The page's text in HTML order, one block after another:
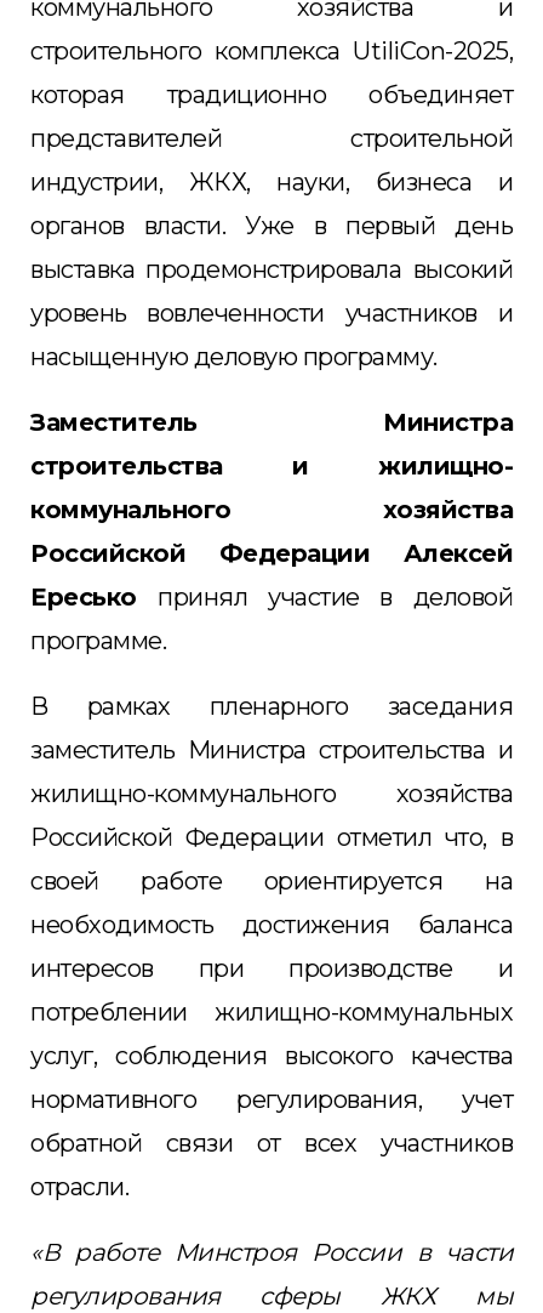
коммунального хозяйства и
строительного комплекса UtiliCon-2025,
которая традиционно объединяет
представителей строительной
индустрии, ЖКХ, науки, бизнеса и
органов власти. Уже в первый день
выставка продемонстрировала высокий
уровень вовлеченности участников и
насыщенную деловую программу.
Заместитель Министра
строительства и жилищно-
коммунального хозяйства
Российской Федерации Алексей
Ересько принял участие в деловой
программе.
В рамках пленарного заседания
заместитель Министра строительства и
жилищно-коммунального хозяйства
Российской Федерации отметил что, в
своей работе ориентируется на
необходимость достижения баланса
интересов при производстве и
потреблении жилищно-коммунальных
услуг, соблюдения высокого качества
нормативного регулирования, учет
обратной связи от всех участников
отрасли.
«В работе Минстроя России в части
регулирования сферы ЖКХ мы